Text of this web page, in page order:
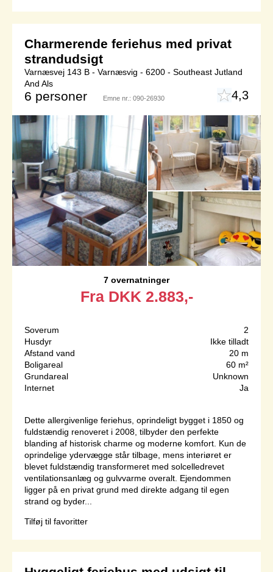
Charmerende feriehus med privat
strandudsigt
Varnæsvej 143 B - Varnæsvig - 6200 - Southeast Jutland
And Als
6 personer Emne nr.: 090-26930 4,3
7 overnatninger
Fra DKK 2.883,-
Soverum
2
Husdyr
Ikke tilladt
Afstand vand
20 m
Boligareal
60 m²
Grundareal
Unknown
Internet
Ja
Dette allergivenlige feriehus, oprindeligt bygget i 1850 og
fuldstændig renoveret i 2008, tilbyder den perfekte
blanding af historisk charme og moderne komfort. Kun de
oprindelige ydervægge står tilbage, mens interiøret er
blevet fuldstændig transformeret med solcelledrevet
ventilationsanlæg og gulvvarme overalt. Ejendommen
ligger på en privat grund med direkte adgang til egen
strand og byder...
Tilføj til favoritter